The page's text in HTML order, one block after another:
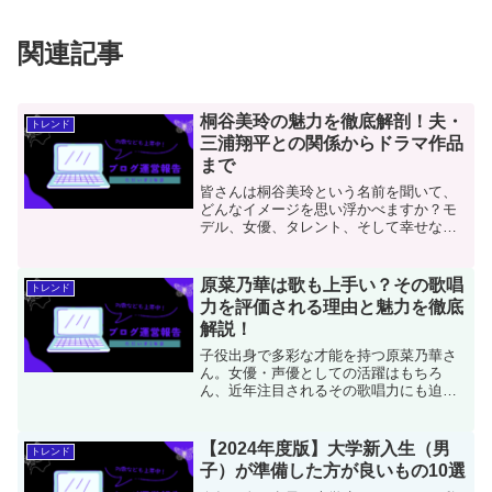
関連記事
トレンド
桐谷美玲の魅力を徹底解剖！夫・
三浦翔平との関係からドラマ作品
まで
皆さんは桐谷美玲という名前を聞いて、
どんなイメージを思い浮かべますか？モ
デル、女優、タレント、そして幸せな家
にわたり輝き続けています。特に注目し
たいのは、人気俳優である三...
トレンド
原菜乃華は歌も上手い？その歌唱
力を評価される理由と魅力を徹底
解説！
子役出身で多彩な才能を持つ原菜乃華さ
ん。女優・声優としての活躍はもちろ
ん、近年注目されるその歌唱力にも迫り
力や努力の軌跡を徹底解説！
トレンド
【2024年度版】大学新入生（男
子）が準備した方が良いもの10選